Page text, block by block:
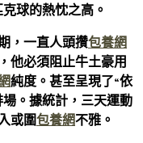
球的熱忱之高。
，一直人頭攢包養網
，他必須阻止牛土豪用
純度。甚至呈現了“依
場。據統計，三天運動
或圍包養網不雅。